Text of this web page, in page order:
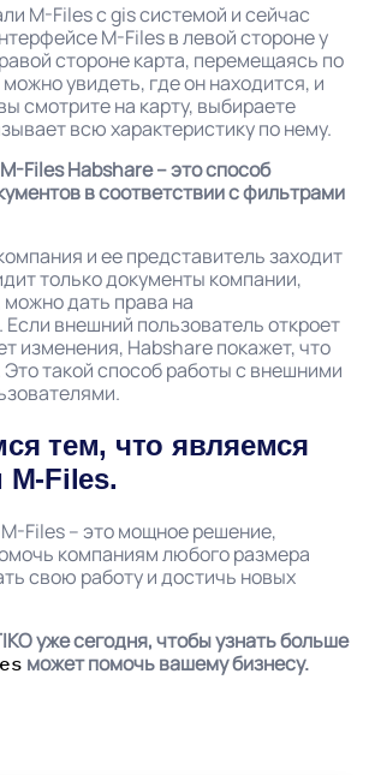
M-Files с gis системой и сейчас
M-Files в левой стороне у
стороне карта, перемещаясь по
можно увидеть, где он находится, и
смотрите на карту, выбираете
всю характеристику по нему.
Files Habshare – это способ
в соответствии с фильтрами
и ее представитель заходит
только документы компании,
дать права на
внешний пользователь откроет
изменения, Habshare покажет, что
такой способ работы с внешними
тем, что являемся
M-Files.
Files – это мощное решение,
компаниям любого размера
свою работу и достичь новых
уже сегодня, чтобы узнать больше
может помочь вашему бизнесу.